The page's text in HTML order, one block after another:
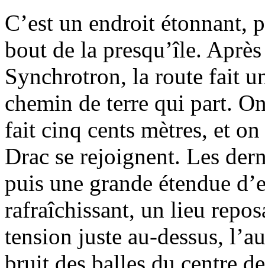
C’est un endroit étonnant,
bout de la presqu’île.
Synchrotron, la route fait
chemin de terre qui part.
fait cinq cents mètres, et
Drac se rejoignent. Les
puis une grande étendue
rafraîchissant, un lieu
tension juste au-dessus,
bruit des balles du centre